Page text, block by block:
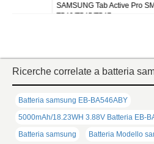
SAMSUNG Tab Active Pro SM-
T540/T545/T547
Ricerche correlate a batteria
Batteria samsung EB-BA546ABY
5000mAh/18.23WH 3.88V Batteria EB-
Batteria samsung
Batteria Modello